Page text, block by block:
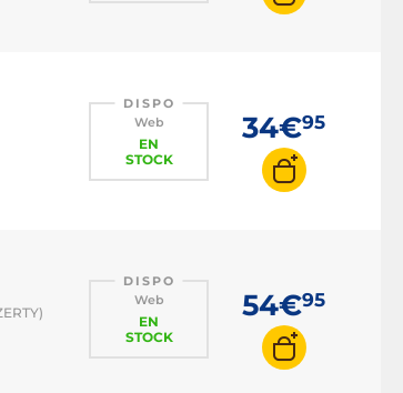
DISPO
Web
EN
STOCK
34€95
DISPO
Web
EN
STOCK
54€95